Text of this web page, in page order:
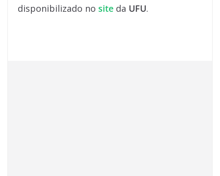
disponibilizado no site da UFU.